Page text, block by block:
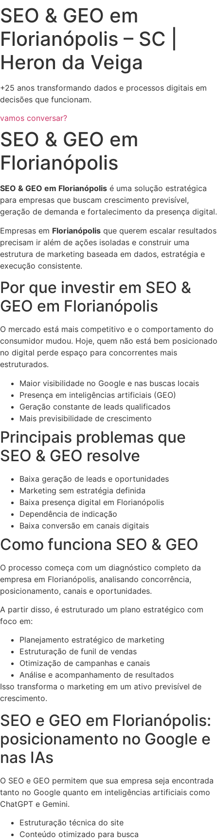
SEO & GEO em
Florianópolis – SC |
Heron da Veiga
+25 anos transformando dados e processos digitais em
decisões que funcionam.
vamos conversar?
SEO & GEO em
Florianópolis
SEO & GEO em Florianópolis é uma solução estratégica
para empresas que buscam crescimento previsível,
geração de demanda e fortalecimento da presença digital.
Empresas em Florianópolis que querem escalar resultados
precisam ir além de ações isoladas e construir uma
estrutura de marketing baseada em dados, estratégia e
execução consistente.
Por que investir em SEO &
GEO em Florianópolis
O mercado está mais competitivo e o comportamento do
consumidor mudou. Hoje, quem não está bem posicionado
no digital perde espaço para concorrentes mais
estruturados.
Maior visibilidade no Google e nas buscas locais
Presença em inteligências artificiais (GEO)
Geração constante de leads qualificados
Mais previsibilidade de crescimento
Principais problemas que
SEO & GEO resolve
Baixa geração de leads e oportunidades
Marketing sem estratégia definida
Baixa presença digital em Florianópolis
Dependência de indicação
Baixa conversão em canais digitais
Como funciona SEO & GEO
O processo começa com um diagnóstico completo da
empresa em Florianópolis, analisando concorrência,
posicionamento, canais e oportunidades.
A partir disso, é estruturado um plano estratégico com
foco em:
Planejamento estratégico de marketing
Estruturação de funil de vendas
Otimização de campanhas e canais
Análise e acompanhamento de resultados
Isso transforma o marketing em um ativo previsível de
crescimento.
SEO e GEO em Florianópolis:
posicionamento no Google e
nas IAs
O SEO e GEO permitem que sua empresa seja encontrada
tanto no Google quanto em inteligências artificiais como
ChatGPT e Gemini.
Estruturação técnica do site
Conteúdo otimizado para busca